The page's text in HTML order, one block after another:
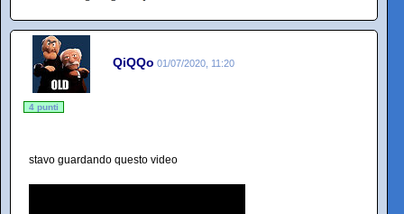
QiQQo 01/07/2020, 11:20
4 punti
stavo guardando questo video